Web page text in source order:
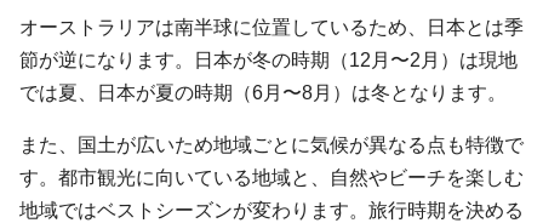
オーストラリアは南半球に位置しているため、日本とは季
節が逆になります。日本が冬の時期（12月〜2月）は現地
では夏、日本が夏の時期（6月〜8月）は冬となります。
また、国土が広いため地域ごとに気候が異なる点も特徴で
す。都市観光に向いている地域と、自然やビーチを楽しむ
地域ではベストシーズンが変わります。旅行時期を決める